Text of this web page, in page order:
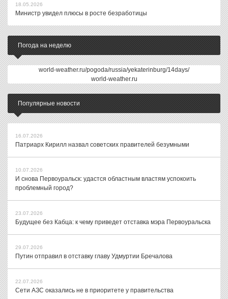
18.05.2026
Министр увидел плюсы в росте безработицы
Погода на неделю
world-weather.ru/pogoda/russia/yekaterinburg/14days/
world-weather.ru
Популярные новости
16.07.2026
Патриарх Кирилл назвал советских правителей безумными
10.07.2026
И снова Первоуральск: удастся областным властям успокоить
проблемный город?
23.07.2026
Будущее без Кабца: к чему приведет отставка мэра Первоуральска
29.07.2026
Путин отправил в отставку главу Удмуртии Бречалова
22.07.2026
Сети АЗС оказались не в приоритете у правительства